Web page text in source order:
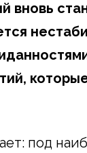
вновь
под